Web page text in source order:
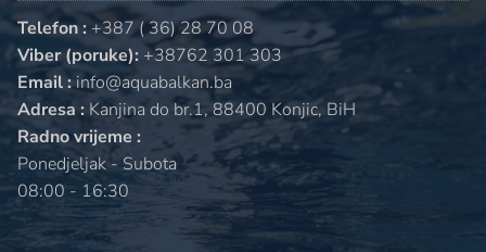
Telefon : +387 ( 36) 28 70 08
Viber (poruke): +38762 301 303
Email :info@aquabalkan.ba
Adresa : Kanjina do br.1, 88400 Konjic, BiH
Radno vrijeme :
Ponedjeljak - Subota
08:00 - 16:30